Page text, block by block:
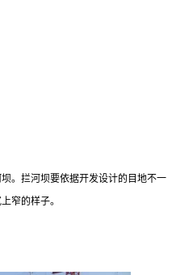
。拦河坝要依据开发设计的目地不一
窄的样子。